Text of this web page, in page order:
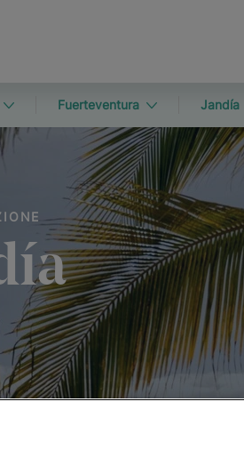
Fuerteventura Jandía